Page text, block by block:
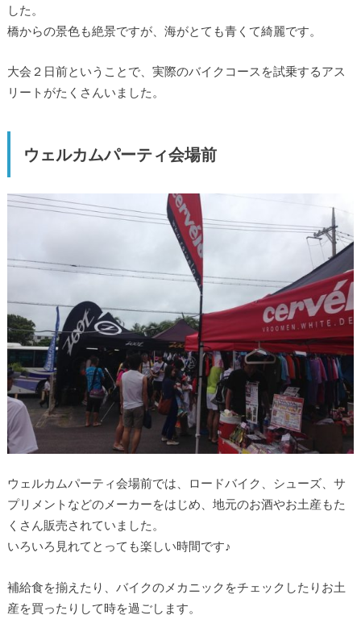
した。
橋からの景色も絶景ですが、海がとても青くて綺麗です。
大会２日前ということで、実際のバイクコースを試乗するアス
リートがたくさんいました。
ウェルカムパーティ会場前
ウェルカムパーティ会場前では、ロードバイク、シューズ、サ
プリメントなどのメーカーをはじめ、地元のお酒やお土産もた
くさん販売されていました。
いろいろ見れてとっても楽しい時間です♪
補給食を揃えたり、バイクのメカニックをチェックしたりお土
産を買ったりして時を過ごします。